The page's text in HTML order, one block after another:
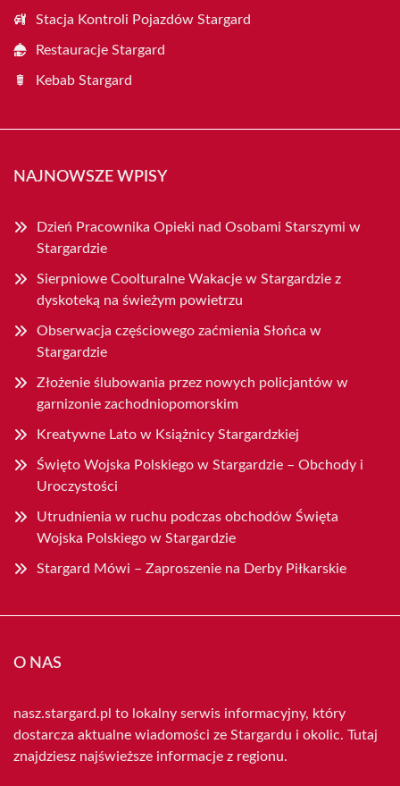
Stacja Kontroli Pojazdów Stargard
Restauracje Stargard
Kebab Stargard
NAJNOWSZE WPISY
Dzień Pracownika Opieki nad Osobami Starszymi w
Stargardzie
Sierpniowe Coolturalne Wakacje w Stargardzie z
dyskoteką na świeżym powietrzu
Obserwacja częściowego zaćmienia Słońca w
Stargardzie
Złożenie ślubowania przez nowych policjantów w
garnizonie zachodniopomorskim
Kreatywne Lato w Książnicy Stargardzkiej
Święto Wojska Polskiego w Stargardzie – Obchody i
Uroczystości
Utrudnienia w ruchu podczas obchodów Święta
Wojska Polskiego w Stargardzie
Stargard Mówi – Zaproszenie na Derby Piłkarskie
O NAS
nasz.stargard.pl to lokalny serwis informacyjny, który
dostarcza aktualne wiadomości ze Stargardu i okolic. Tutaj
znajdziesz najświeższe informacje z regionu.